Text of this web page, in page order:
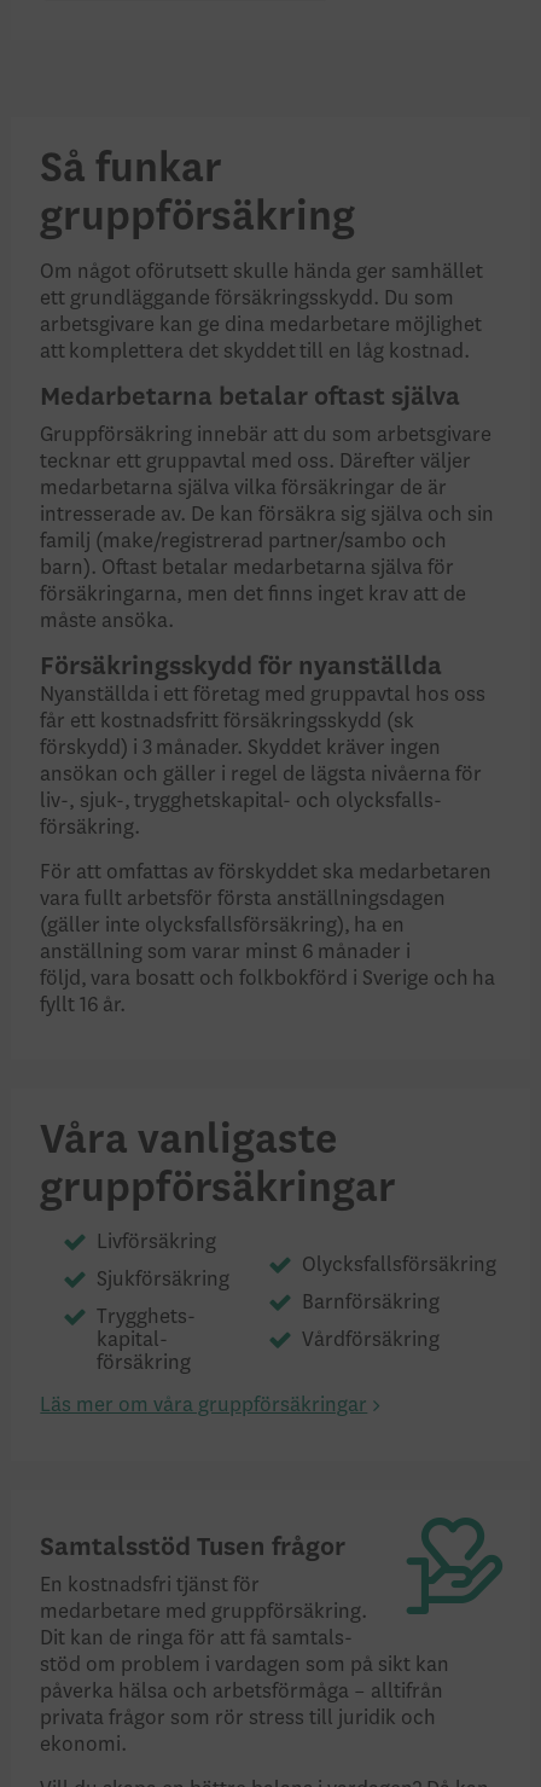
Så funkar
gruppförsäkring
Om något oförutsett skulle hända ger samhället
ett grund­läggande försäkrings­skydd. Du som
arbetsgivare kan ge dina medarbetare möjlighet
att komplettera det skyddet till en låg kostnad.
Medarbetarna betalar oftast själva
Gruppförsäkring innebär att du som arbetsgivare
tecknar ett gruppavtal med oss. Därefter väljer
medarbetarna själva vilka försäkringar de är
intresserade av. De kan försäkra sig själva och sin
familj (make/registrerad partner/sambo och
barn). Oftast betalar medarbetarna själva för
försäkringarna, men det finns inget krav att de
måste ansöka.
Försäkringsskydd för nyanställda
Nyanställda i ett företag med gruppavtal hos oss
får ett kostnads­fritt försäkrings­skydd (sk
förskydd) i 3 månader. Skyddet kräver ingen
ansökan och gäller i regel de lägsta nivåerna för
liv-, sjuk-, trygghets­kapital- och olycksfalls­
försäkring.
För att omfattas av förskyddet ska medarbetaren
vara fullt arbetsför första anställnings­dagen
(gäller inte olycksfalls­försäkring), ha en
anställning som varar minst 6 månader i
följd, vara bosatt och folkbok­förd i Sverige och ha
fyllt 16 år.
Våra vanligaste
gruppförsäkringar
Livförsäkring
Sjukförsäkring
Trygghets­
kapital­
försäkring
Olycksfallsförsäkring
Barnförsäkring
Vård­­försäkring
Läs mer om våra gruppförsäkringar
Samtalsstöd Tusen frågor
En kostnads­fri tjänst för
medarbetare med grupp­försäkring.
Dit kan de ringa för att få samtals­
stöd om problem i vardagen som på sikt kan
påverka hälsa och arbets­förmåga – alltifrån
privata frågor som rör stress till juridik och
ekonomi.